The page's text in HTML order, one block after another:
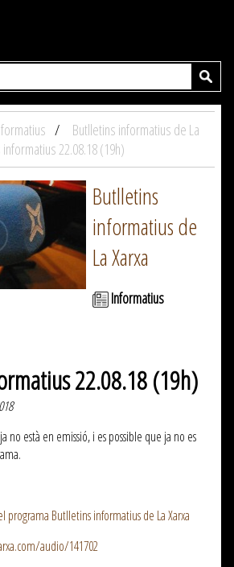
Butlletins informatius de La
22.08.18 (19h)
Butlletins
informatius de
La Xarxa
Informatius
22.08.18 (19h)
no està en emissió, i es possible que ja no es
programa Butlletins informatius de La Xarxa
audio/141702